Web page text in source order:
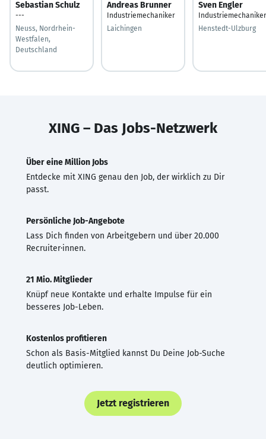
Sebastian Schulz
---
Neuss, Nordrhein-
Westfalen,
Deutschland
Andreas Brunner
Industriemechaniker
Laichingen
Sven Engler
Industriemechaniker
Henstedt-Ulzburg
XING – Das Jobs-Netzwerk
Über eine Million Jobs
Entdecke mit XING genau den Job, der wirklich zu Dir
passt.
Persönliche Job-Angebote
Lass Dich finden von Arbeitgebern und über 20.000
Recruiter·innen.
21 Mio. Mitglieder
Knüpf neue Kontakte und erhalte Impulse für ein
besseres Job-Leben.
Kostenlos profitieren
Schon als Basis-Mitglied kannst Du Deine Job-Suche
deutlich optimieren.
Jetzt registrieren